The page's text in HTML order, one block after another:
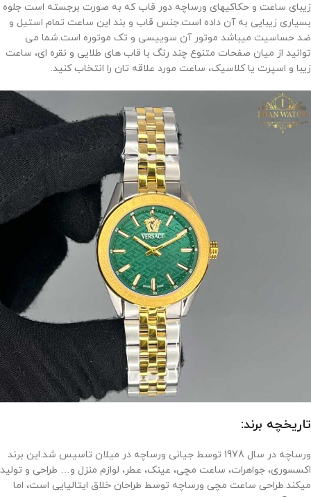
زیبای ساعت و حکاکیهای ورساچه دور قاب که به صورت برجسته است جلوه
بسیاری زیبایی به آن داده است.جنس قاب و بند این ساعت تمام استیل و
ضد حساسیت میباشد موتور آن سوییسی و تک موتوره است.شما می
توانید از میان صفحات متنوع چند رنگ با قاب های طلایی و نقره ای، ساعت
زیبا و اسپرت یا کلاسیک، ساعت مورد علاقه تان را انتخاب کنید.
تاریخچه برند:
ورساچه در سال 1978 توسط جیانی ورساچه در میلان تاسیس شد.این برند
اکسسوری، جواهرات، ساعت مچی، عینک، عطر، لوازم منزل و… طراحی و تولید
میکند.طراحی ساعت مچی ورساچه توسط طراحان خلاق ایتالیایی است، اما